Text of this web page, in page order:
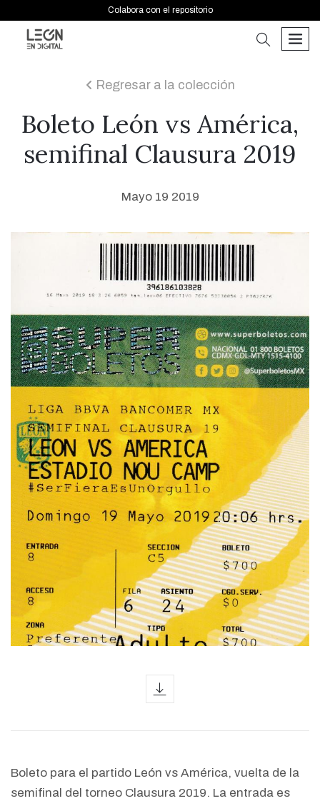
Colabora con el repositorio
buscar
icon
Regresar a la colección
Boleto León vs América,
semifinal Clausura 2019
Mayo 19 2019
Boleto para el partido León vs América, vuelta de la
semifinal del torneo Clausura 2019. La entrada es